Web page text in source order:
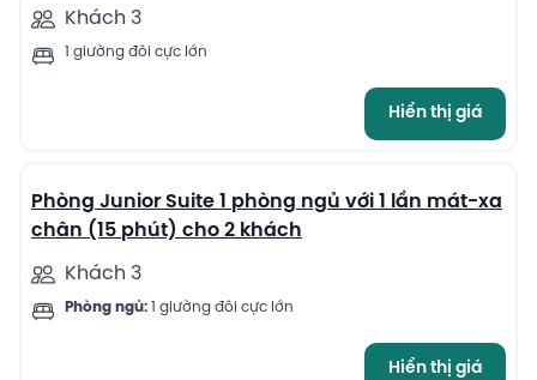
Khách 3
1 giường đôi cực lớn
Hiển thị giá
9
Phòng Junior Suite 1 phòng ngủ với 1 lần mát-xa
chân (15 phút) cho 2 khách
Khách 3
Phòng ngủ: 1 giường đôi cực lớn
Hiển thị giá